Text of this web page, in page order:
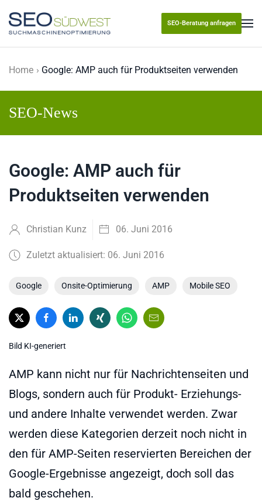
Skip to main content
SEO-Beratung anfragen
Home Google: AMP auch für Produktseiten verwenden
SEO-News
Google: AMP auch für
Produktseiten verwenden
Christian Kunz 06. Juni 2016
Zuletzt aktualisiert: 06. Juni 2016
Google Onsite-Optimierung AMP Mobile SEO
Bild KI-generiert
AMP kann nicht nur für Nachrichtenseiten und
Blogs, sondern auch für Produkt- Erziehungs-
und andere Inhalte verwendet werden. Zwar
werden diese Kategorien derzeit noch nicht in
den für AMP-Seiten reservierten Bereichen der
Google-Ergebnisse angezeigt, doch soll das
bald geschehen.